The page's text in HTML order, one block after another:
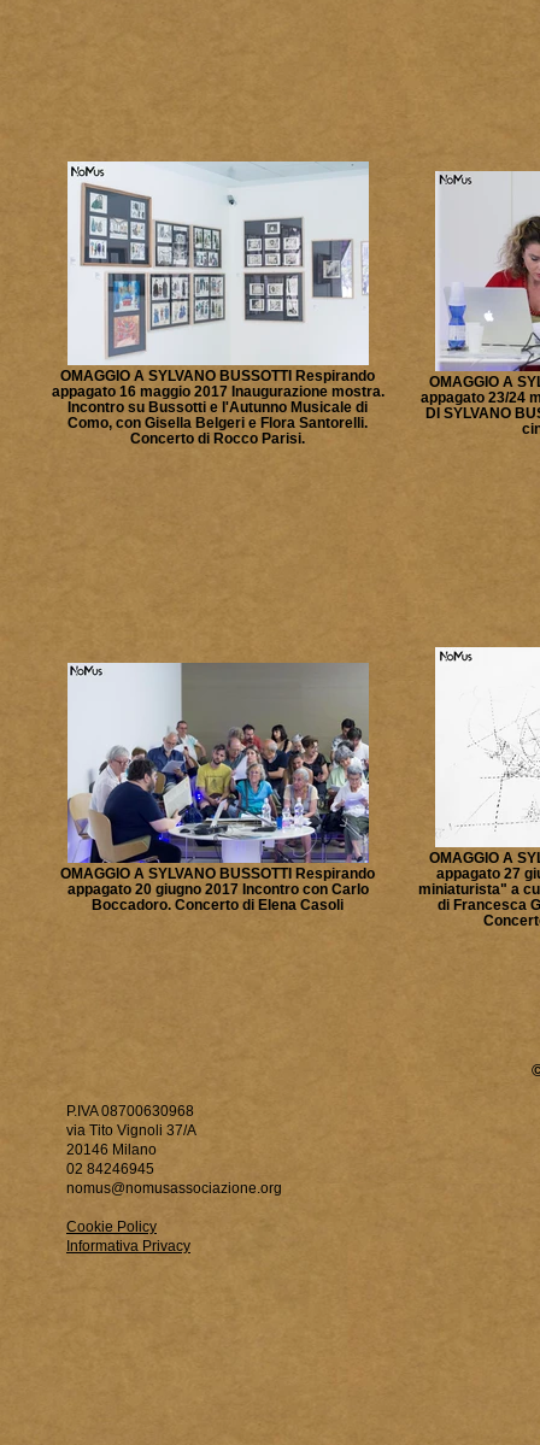
OMAGGIO A SYLVANO BUSSOTTI Respirando
appagato 16 maggio 2017 Inaugurazione mostra.
Incontro su Bussotti e l'Autunno Musicale di
Como, con Gisella Belgeri e Flora Santorelli.
Concerto di Rocco Parisi.
OMAGGIO A
appagato 23/24
DI SYLVANO
OMAGGIO A SYLVANO BUSSOTTI Respirando
appagato 20 giugno 2017 Incontro con Carlo
Boccadoro. Concerto di Elena Casoli
OMAGGIO A
appagato 27
miniaturista" a
di Francesca
P.IVA 08700630968
via Tito Vignoli 37/A
20146 Milano
02 84246945
nomus@nomusassociazione.org
Cookie Policy
Informativa Privacy